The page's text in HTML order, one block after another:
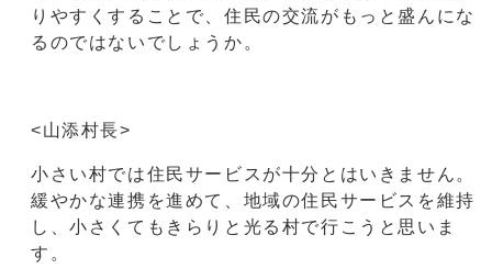
りやすくすることで、住民の交流がもっと盛んにな
るのではないでしょうか。
<山添村長>
小さい村では住民サービスが十分とはいきません。
緩やかな連携を進めて、地域の住民サービスを維持
し、小さくてもきらりと光る村で行こうと思いま
す。